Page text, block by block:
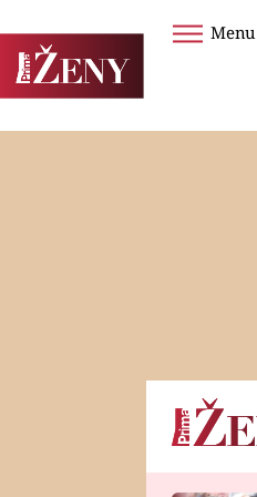
Menu
Horoskopy